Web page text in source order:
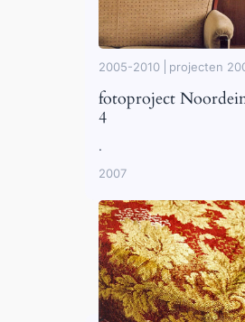
2005-2010 projecten
fotoproject
4
.
2007